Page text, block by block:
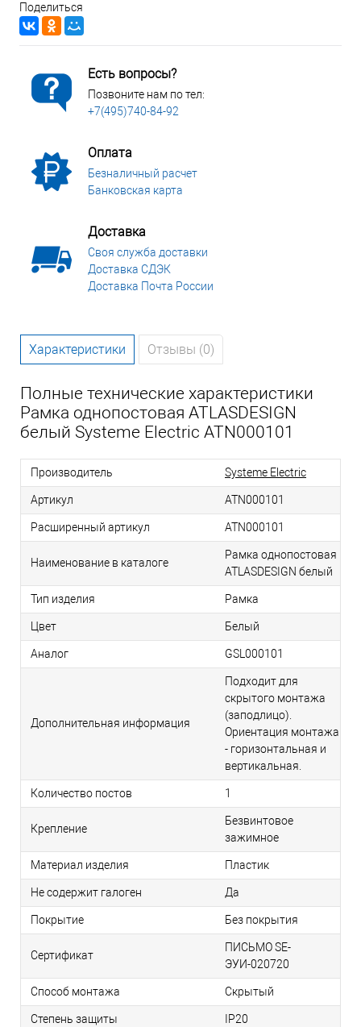
Поделиться
Есть вопросы?
Позвоните нам по тел:
+7(495)740-84-92
Оплата
Безналичный расчет
Банковская карта
Доставка
Своя служба доставки
Доставка СДЭК
Доставка Почта России
Характеристики Отзывы (0)
Полные технические характеристики
Рамка однопостовая ATLASDESIGN
белый Systeme Electric ATN000101
Производитель Systeme Electric
Артикул ATN000101
Расширенный артикул ATN000101
Наименование в каталоге
Рамка однопостовая
ATLASDESIGN белый
Тип изделия Рамка
Цвет Белый
Аналог GSL000101
Дополнительная информация
Подходит для
скрытого монтажа
(заподлицо).
Ориентация монтажа
- горизонтальная и
вертикальная.
Количество постов 1
Крепление
Безвинтовое
зажимное
Материал изделия Пластик
Не содержит галоген Да
Покрытие Без покрытия
Сертификат
ПИСЬМО SE-
ЭУИ-020720
Способ монтажа Скрытый
Степень защиты IP20